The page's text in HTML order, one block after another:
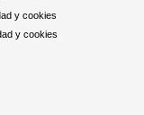
y cookies
y cookies